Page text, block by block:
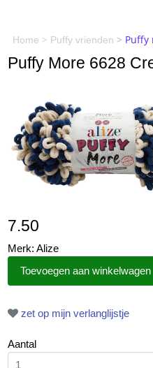
Home > Puffy vrienden > Puffy
Puffy More 6628
7.50
Merk: Alize
zet op mijn verlanglijstje
Aantal